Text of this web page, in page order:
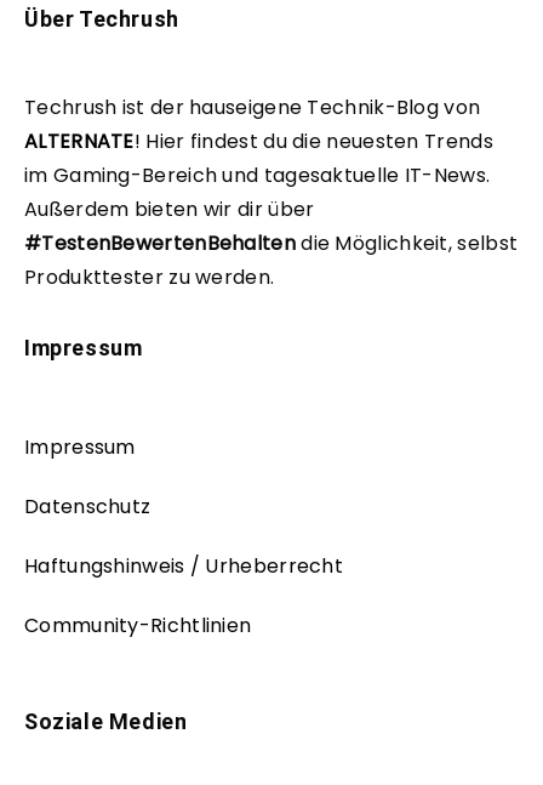
Über Techrush
Techrush ist der hauseigene Technik-Blog von
ALTERNATE! Hier findest du die neuesten Trends
im Gaming-Bereich und tagesaktuelle IT-News.
Außerdem bieten wir dir über
#TestenBewertenBehaltendie Möglichkeit, selbst
Produkttester zu werden.
Impressum
Impressum
Datenschutz
Haftungshinweis / Urheberrecht
Community-Richtlinien
Soziale Medien